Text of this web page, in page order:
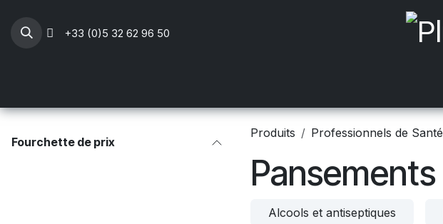
+33 (0)5 32 62 96 50
Fourchette de prix
Produits Professionnels de Santé
Pansements
Alcools et antiseptiques